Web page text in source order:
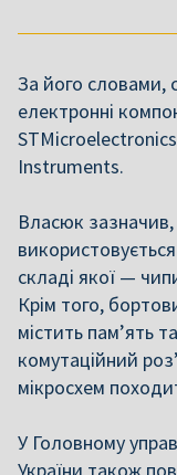
За його словами,
електронні
Instruments.
Власюк зазначив,
складі якої —
Крім того,
містить пам’ять
комутаційний
мікросхем
У Головному
України також